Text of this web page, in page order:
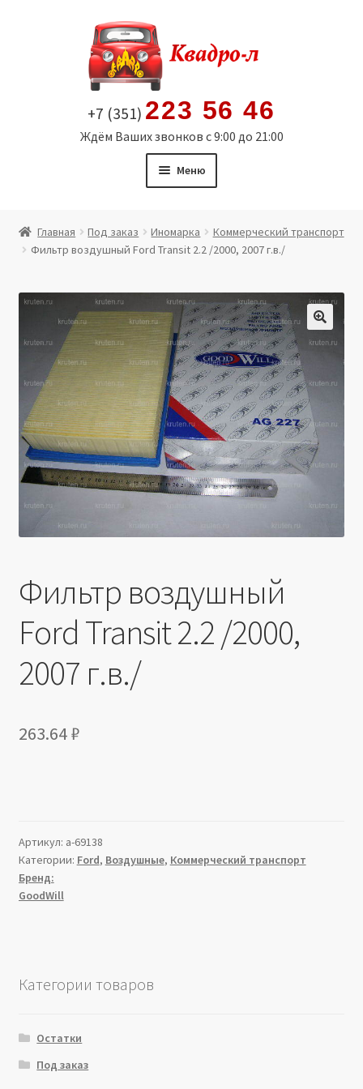
содержимому
+7 (351) 223 56 46
Ждём Ваших звонков с 9:00 до 21:00
Меню
Витрина
Мой аккаунт
Политика в отношении обработки персональных
данных
Производители
Юридические данные
Главная Под заказ Иномарка
Коммерческий транспорт
Фильтр воздушный Ford Transit 2.2 /2000, 2007 г.в./
🔍
Фильтр воздушный
Ford Transit 2.2 /2000,
2007 г.в./
263.64₽
Артикул: a-69138
Категории: Ford, Воздушные, Коммерческий транспорт
Бренд:
GoodWill
Категории товаров
Остатки
Под заказ